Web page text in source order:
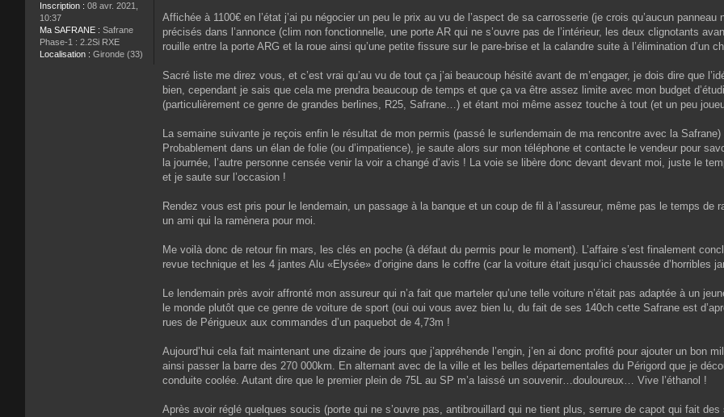
Inscription : 08 avr. 2021,
10:37
Ma SAFRANE : Safrane
Phase-1 : 2.2Si RXE
Localisation : Gironde (33)
Affichée à 1100€ en l’état j’ai pu négocier un peu le prix au vu de l’aspect de sa carrosserie (je crois qu’aucun
précisés dans l’annonce (clim non fonctionnelle, une porte AR qui ne s’ouvre pas de l’intérieur, les deux clignotants
rouille entre la porte ARG et la roue ainsi qu’une petite fissure sur le pare-brise et la calandre suite à l’élimination d’un
Sacré liste me direz vous, et c’est vrai qu’au vu de tout ça j’ai beaucoup hésité avant de m’engager, je dois dire que
bien, cependant je sais que cela me prendra beaucoup de temps et que ça va être assez limite avec mon budget
(particulièrement ce genre de grandes berlines, R25, Safrane…) et étant moi même assez touche à tout (et un peu
La semaine suivante je reçois enfin le résultat de mon permis (passé le surlendemain de ma rencontre avec la
Probablement dans un élan de folie (ou d’impatience), je saute alors sur mon téléphone et contacte le vendeur pour
la journée, l’autre personne censée venir la voir a changé d’avis ! La voie se libère donc devant devant moi, juste le
et je saute sur l’occasion !
Rendez vous est pris pour le lendemain, un passage à la banque et un coup de fil à l’assureur, même pas le temps
un ami qui la ramènera pour moi.
Me voilà donc de retour fin mars, les clés en poche (à défaut du permis pour le moment). L’affaire s’est finalement
revue technique et les 4 jantes Alu «Elysée» d’origine dans le coffre (car la voiture était jusqu’ici chaussée d’horribles
Le lendemain près avoir affronté mon assureur qui n’a fait que marteler qu’une telle voiture n’était pas adaptée à un
le monde plutôt que ce genre de voiture de sport (oui oui vous avez bien lu, du fait de ses 140ch cette Safrane est
rues de Périgueux aux commandes d’un paquebot de 4,73m !
Aujourd’hui cela fait maintenant une dizaine de jours que j’appréhende l’engin, j’en ai donc profité pour ajouter un
ainsi passer la barre des 270 000km. En alternant avec de la ville et les belles départementales du Périgord que je
conduite coolée. Autant dire que le premier plein de 75L au SP m’a laissé un souvenir…douloureux… Vive l’éthanol !
Après avoir réglé quelques soucis (porte qui ne s’ouvre pas, antibrouillard qui ne tient plus, serrure de capot qui fait